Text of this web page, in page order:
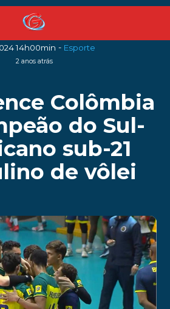
14h00min - Esporte
2 anos atrás
Colômbia
do Sul-
sub-21
de vôlei